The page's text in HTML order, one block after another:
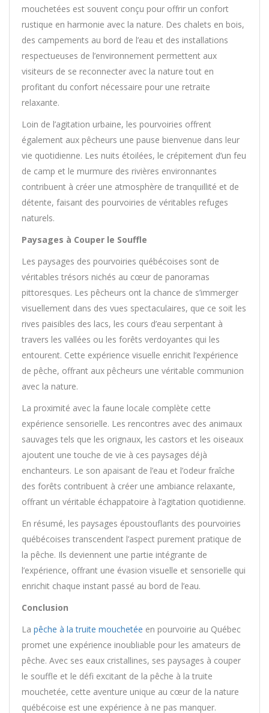
mouchetées est souvent conçu pour offrir un confort
rustique en harmonie avec la nature. Des chalets en bois,
des campements au bord de l’eau et des installations
respectueuses de l’environnement permettent aux
visiteurs de se reconnecter avec la nature tout en
profitant du confort nécessaire pour une retraite
relaxante.
Loin de l’agitation urbaine, les pourvoiries offrent
également aux pêcheurs une pause bienvenue dans leur
vie quotidienne. Les nuits étoilées, le crépitement d’un feu
de camp et le murmure des rivières environnantes
contribuent à créer une atmosphère de tranquillité et de
détente, faisant des pourvoiries de véritables refuges
naturels.
Paysages à Couper le Souffle
Les paysages des pourvoiries québécoises sont de
véritables trésors nichés au cœur de panoramas
pittoresques. Les pêcheurs ont la chance de s’immerger
visuellement dans des vues spectaculaires, que ce soit les
rives paisibles des lacs, les cours d’eau serpentant à
travers les vallées ou les forêts verdoyantes qui les
entourent. Cette expérience visuelle enrichit l’expérience
de pêche, offrant aux pêcheurs une véritable communion
avec la nature.
La proximité avec la faune locale complète cette
expérience sensorielle. Les rencontres avec des animaux
sauvages tels que les orignaux, les castors et les oiseaux
ajoutent une touche de vie à ces paysages déjà
enchanteurs. Le son apaisant de l’eau et l’odeur fraîche
des forêts contribuent à créer une ambiance relaxante,
offrant un véritable échappatoire à l’agitation quotidienne.
En résumé, les paysages époustouflants des pourvoiries
québécoises transcendent l’aspect purement pratique de
la pêche. Ils deviennent une partie intégrante de
l’expérience, offrant une évasion visuelle et sensorielle qui
enrichit chaque instant passé au bord de l’eau.
Conclusion
La pêche à la truite mouchetée en pourvoirie au Québec
promet une expérience inoubliable pour les amateurs de
pêche. Avec ses eaux cristallines, ses paysages à couper
le souffle et le défi excitant de la pêche à la truite
mouchetée, cette aventure unique au cœur de la nature
québécoise est une expérience à ne pas manquer.